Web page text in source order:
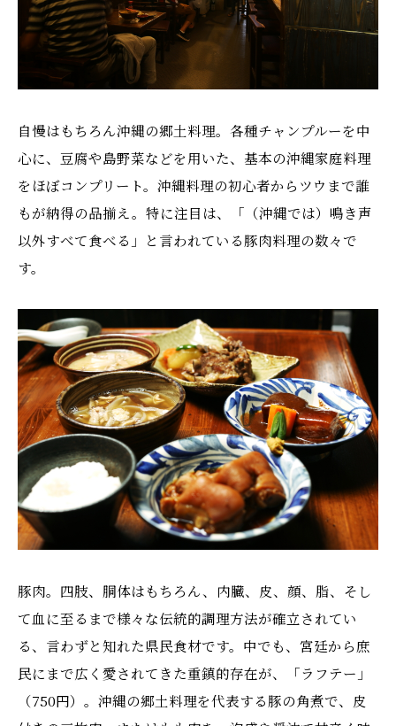
自慢はもちろん沖縄の郷土料理。各種チャンプルーを中
心に、豆腐や島野菜などを用いた、基本の沖縄家庭料理
をほぼコンプリート。沖縄料理の初心者からツウまで誰
もが納得の品揃え。特に注目は、「（沖縄では）鳴き声
以外すべて食べる」と言われている豚肉料理の数々で
す。
豚肉。四肢、胴体はもちろん、内臓、皮、顔、脂、そし
て血に至るまで様々な伝統的調理方法が確立されてい
る、言わずと知れた県民食材です。中でも、宮廷から庶
民にまで広く愛されてきた重鎮的存在が、「ラフテー」
（750円）。沖縄の郷土料理を代表する豚の角煮で、皮